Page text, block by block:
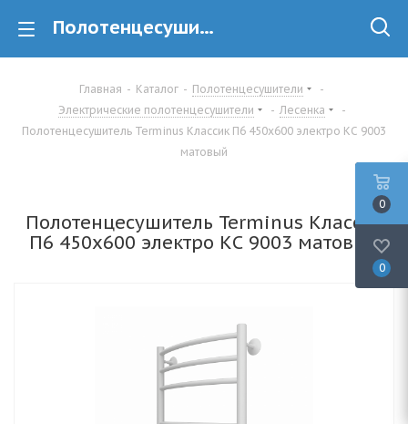
Полотенцесушитель Terminus Классик П6 450х600 электро КС 9003 матовый купить в Минске
Главная - Каталог - Полотенцесушители
-
Электрические полотенцесушители
- Лесенка
-
Полотенцесушитель Terminus Классик П6 450х600 электро КС 9003
матовый
Полотенцесушитель Terminus Классик
П6 450х600 электро КС 9003 матовый
0
0